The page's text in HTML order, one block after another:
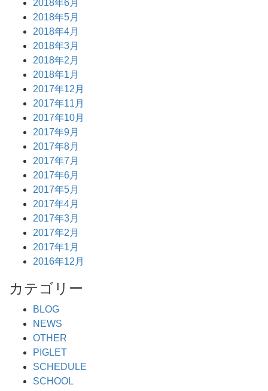
2018年6月
2018年5月
2018年4月
2018年3月
2018年2月
2018年1月
2017年12月
2017年11月
2017年10月
2017年9月
2017年8月
2017年7月
2017年6月
2017年5月
2017年4月
2017年3月
2017年2月
2017年1月
2016年12月
カテゴリー
BLOG
NEWS
OTHER
PIGLET
SCHEDULE
SCHOOL